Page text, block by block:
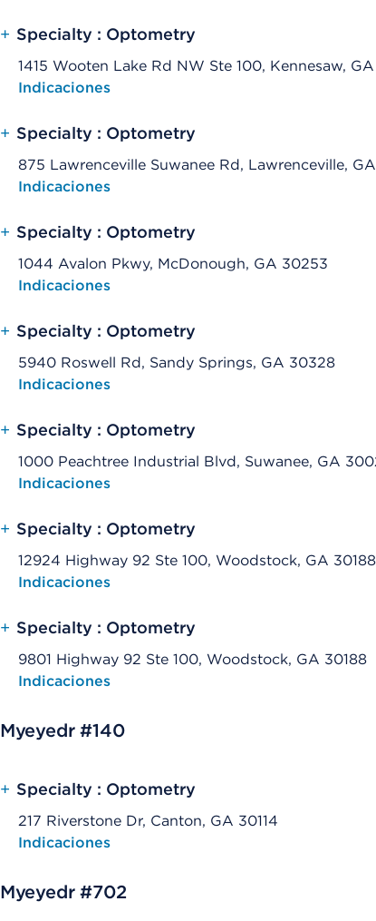
+ Specialty : Optometry
1415 Wooten Lake Rd NW Ste 100, Kennesaw,
Opens native map application on mobile devices
Indicaciones
+ Specialty : Optometry
875 Lawrenceville Suwanee Rd, Lawrenceville,
Opens native map application on mobile devices
Indicaciones
+ Specialty : Optometry
1044 Avalon Pkwy, McDonough, GA 30253
Opens native map application on mobile devices
Indicaciones
+ Specialty : Optometry
5940 Roswell Rd, Sandy Springs, GA 30328
Opens native map application on mobile devices
Indicaciones
+ Specialty : Optometry
1000 Peachtree Industrial Blvd, Suwanee, GA
Opens native map application on mobile devices
Indicaciones
+ Specialty : Optometry
12924 Highway 92 Ste 100, Woodstock, GA 30188
Opens native map application on mobile devices
Indicaciones
+ Specialty : Optometry
9801 Highway 92 Ste 100, Woodstock, GA 30188
Opens native map application on mobile devices
Indicaciones
Myeyedr #140
+ Specialty : Optometry
217 Riverstone Dr, Canton, GA 30114
Opens native map application on mobile devices
Indicaciones
Myeyedr #702